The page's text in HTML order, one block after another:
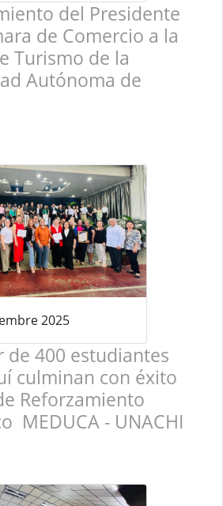
del Presidente
de Comercio a la
Turismo de la
Autónoma de
2025
de 400 estudiantes
culminan con éxito
Reforzamiento
MEDUCA - UNACHI